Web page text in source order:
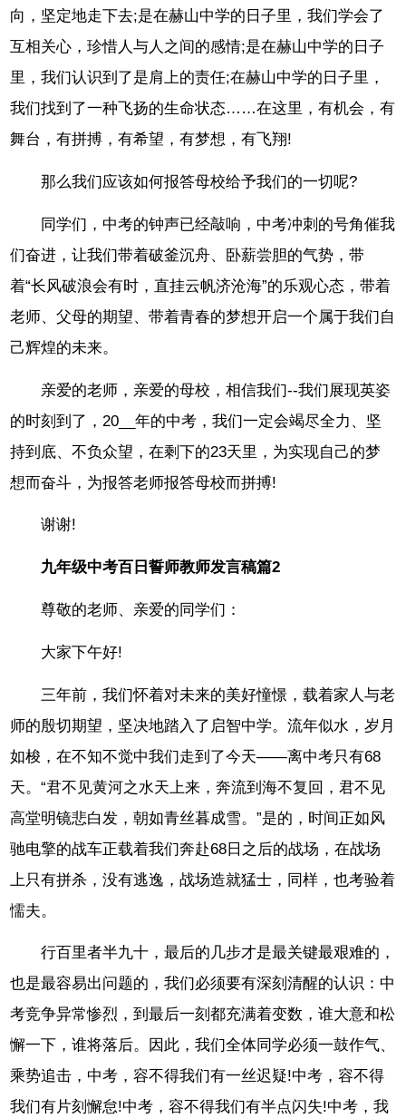
向，坚定地走下去;是在赫山中学的日子里，我们学会了
互相关心，珍惜人与人之间的感情;是在赫山中学的日子
里，我们认识到了是肩上的责任;在赫山中学的日子里，
我们找到了一种飞扬的生命状态……在这里，有机会，有
舞台，有拼搏，有希望，有梦想，有飞翔!
那么我们应该如何报答母校给予我们的一切呢?
同学们，中考的钟声已经敲响，中考冲刺的号角催我
们奋进，让我们带着破釜沉舟、卧薪尝胆的气势，带
着“长风破浪会有时，直挂云帆济沧海”的乐观心态，带着
老师、父母的期望、带着青春的梦想开启一个属于我们自
己辉煌的未来。
亲爱的老师，亲爱的母校，相信我们--我们展现英姿
的时刻到了，20__年的中考，我们一定会竭尽全力、坚
持到底、不负众望，在剩下的23天里，为实现自己的梦
想而奋斗，为报答老师报答母校而拼搏!
谢谢!
九年级中考百日誓师教师发言稿篇2
尊敬的老师、亲爱的同学们：
大家下午好!
三年前，我们怀着对未来的美好憧憬，载着家人与老
师的殷切期望，坚决地踏入了启智中学。流年似水，岁月
如梭，在不知不觉中我们走到了今天——离中考只有68
天。“君不见黄河之水天上来，奔流到海不复回，君不见
高堂明镜悲白发，朝如青丝暮成雪。”是的，时间正如风
驰电擎的战车正载着我们奔赴68日之后的战场，在战场
上只有拼杀，没有逃逸，战场造就猛士，同样，也考验着
懦夫。
行百里者半九十，最后的几步才是最关键最艰难的，
也是最容易出问题的，我们必须要有深刻清醒的认识：中
考竞争异常惨烈，到最后一刻都充满着变数，谁大意和松
懈一下，谁将落后。因此，我们全体同学必须一鼓作气、
乘势追击，中考，容不得我们有一丝迟疑!中考，容不得
我们有片刻懈怠!中考，容不得我们有半点闪失!中考，我